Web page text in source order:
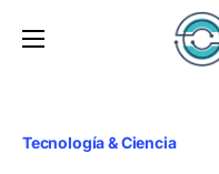
Tecnología & Ciencia